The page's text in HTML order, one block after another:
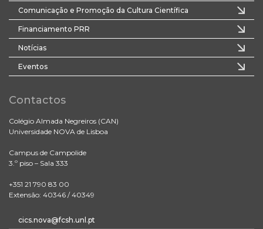
Comunicação e Promoção da Cultura Científica
Financiamento PRR
Notícias
Eventos
Contactos
Colégio Almada Negreiros (CAN)
Universidade NOVA de Lisboa
Campus de Campolide
3.º piso – Sala 333
+351 21 790 83 00
Extensão: 40346 / 40349
cics.nova@fcsh.unl.pt